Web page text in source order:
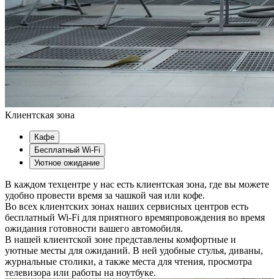
Клиентская зона
Кафе
Бесплатный Wi-Fi
Уютное ожидание
В каждом техцентре у нас есть клиентская зона, где вы можете
удобно провести время за чашкой чая или кофе.
Во всех клиентских зонах наших сервисных центров есть
бесплатный Wi-Fi для приятного времяпровождения во время
ожидания готовности вашего автомобиля.
В нашей клиентской зоне представлены комфортные и
уютные месты для ожиданий. В ней удобные стулья, диваны,
журнальные столики, а также места для чтения, просмотра
телевизора или работы на ноутбуке.